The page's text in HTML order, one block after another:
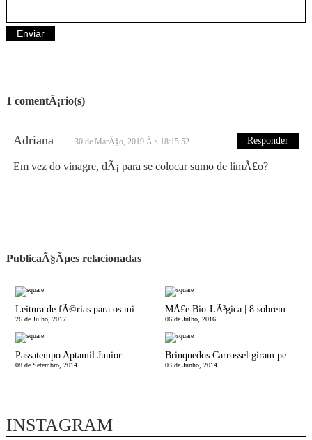
1 comentÃ¡rio(s)
Adriana 30 de MarÃ§o, 2019 Ã s 18:15:52 Responder
Em vez do vinagre, dÃ¡ para se colocar sumo de limÃ£o?
PublicaÃ§Ãµes relacionadas
26 de Julho, 2017 06 de Julho, 2016
Passatempo Aptamil Junior
08 de Setembro, 2014
Brinquedos Carrossel giram pela PenÃ­nsula IbÃ©rica
03 de Junho, 2014
INSTAGRAM